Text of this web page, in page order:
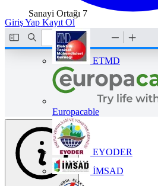
Sanayi Ortağı 7
ETMD
Europacable
EYODER
İMSAD
Giriş Yap Kayıt Ol